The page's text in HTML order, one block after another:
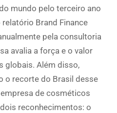
mundo pelo terceiro ano
Brand Finance
pela consultoria
avalia a força e o valor
globais. Além disso,
o recorte do Brasil desse
de cosméticos
reconhecimentos: o